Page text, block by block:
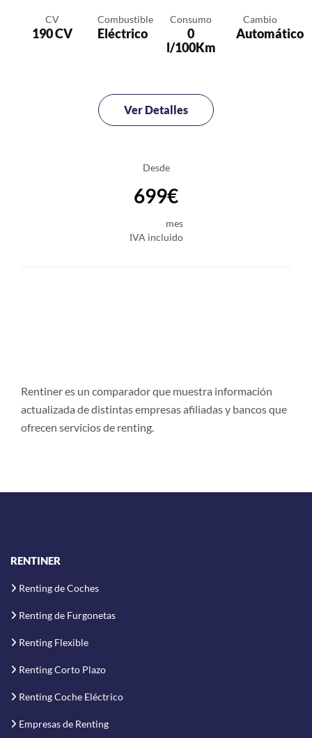
CV
190 CV
Combustible
Eléctrico
Consumo
0
l/100Km
Cambio
Automático
Ver Detalles
Desde
699€
mes
IVA incluido
Rentiner es un comparador que muestra información
actualizada de distintas empresas afiliadas y bancos que
ofrecen servicios de renting.
RENTINER
Renting de Coches
Renting de Furgonetas
Renting Flexible
Renting Corto Plazo
Renting Coche Eléctrico
Empresas de Renting